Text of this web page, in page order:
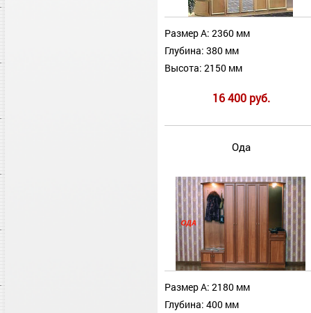
Размер А: 2360 мм
Глубина: 380 мм
Высота: 2150 мм
16 400 руб.
Ода
Размер А: 2180 мм
Глубина: 400 мм